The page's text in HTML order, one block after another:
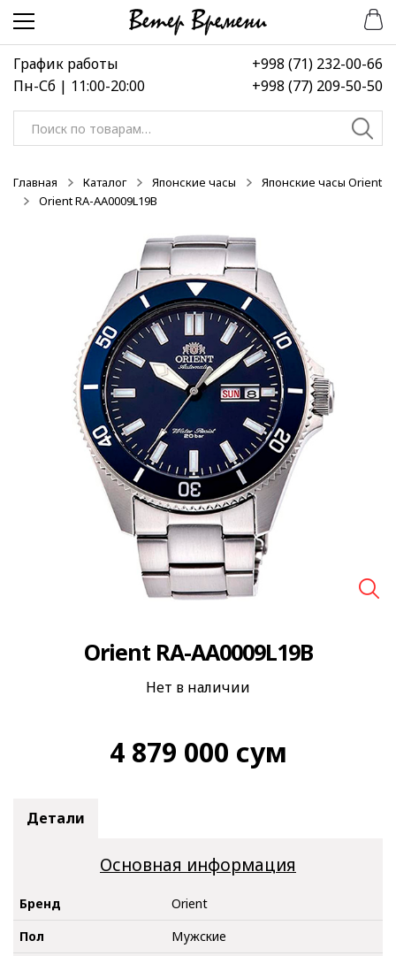
Перейти
навигации
Перейти
содержимому
График работы
Пн-Сб | 11:00-20:00
+998 (71) 232-00-66
+998 (77) 209-50-50
Искать:
Главная Каталог Японские часы
Японские часы Orient
Orient RA-AA0009L19B
Orient RA-AA0009L19B
Нет в наличии
4 879 000 сум
Детали
Основная информация
Бренд
Orient
Пол
Мужские